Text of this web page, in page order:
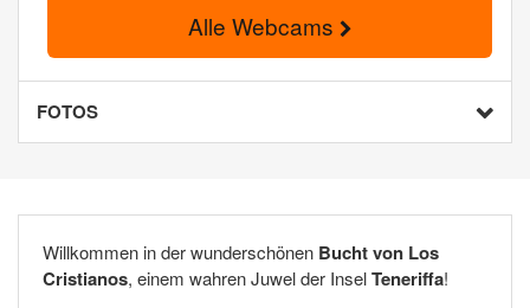
Alle Webcams
FOTOS
Willkommen in der wunderschönen Bucht von Los
Cristianos, einem wahren Juwel der InselTeneriffa!